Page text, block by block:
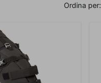
Ordina per: